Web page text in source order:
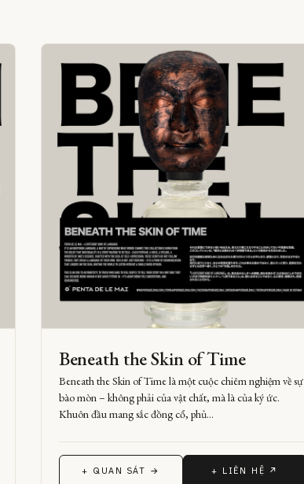
Beneath the Skin of Time
Beneath the Skin of Time là một cuộc chiêm nghiệm về sự
bào mòn – không phải của vật chất, mà là của ký ức.
Khuôn đầu mang sắc đồng cổ, phủ…
+ QUAN SÁT → + LIÊN HỆ ↗